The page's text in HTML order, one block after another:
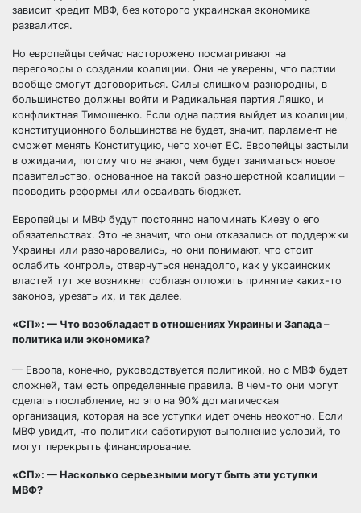
зависит кредит МВФ, без которого украинская экономика
развалится.
Но европейцы сейчас насторожено посматривают на
переговоры о создании коалиции. Они не уверены, что партии
вообще смогут договориться. Силы слишком разнородны, в
большинство должны войти и Радикальная партия Ляшко, и
конфликтная Тимошенко. Если одна партия выйдет из коалиции,
конституционного большинства не будет, значит, парламент не
сможет менять Конституцию, чего хочет ЕС. Европейцы застыли
в ожидании, потому что не знают, чем будет заниматься новое
правительство, основанное на такой разношерстной коалиции –
проводить реформы или осваивать бюджет.
Европейцы и МВФ будут постоянно напоминать Киеву о его
обязательствах. Это не значит, что они отказались от поддержки
Украины или разочаровались, но они понимают, что стоит
ослабить контроль, отвернуться ненадолго, как у украинских
властей тут же возникнет соблазн отложить принятие каких-то
законов, урезать их, и так далее.
«СП»: — Что возобладает в отношениях Украины и Запада –
политика или экономика?
— Европа, конечно, руководствуется политикой, но с МВФ будет
сложней, там есть определенные правила. В чем-то они могут
сделать послабление, но это на 90% догматическая
организация, которая на все уступки идет очень неохотно. Если
МВФ увидит, что политики саботируют выполнение условий, то
могут перекрыть финансирование.
«СП»: — Насколько серьезными могут быть эти уступки
МВФ?